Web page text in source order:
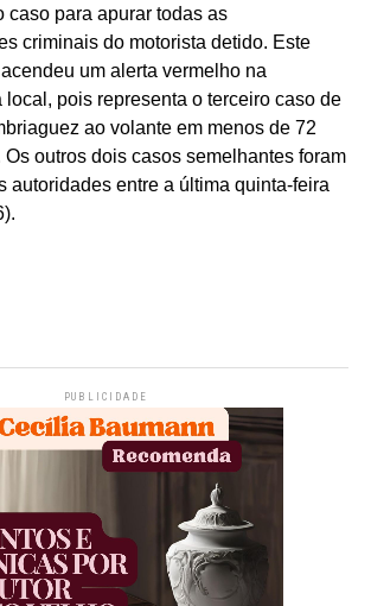
caso para apurar todas as
criminais do motorista detido. Este
um alerta vermelho na
pois representa o terceiro caso de
ao volante em menos de 72
Os outros dois casos semelhantes foram
autoridades entre a última quinta-feira
PUBLICIDADE